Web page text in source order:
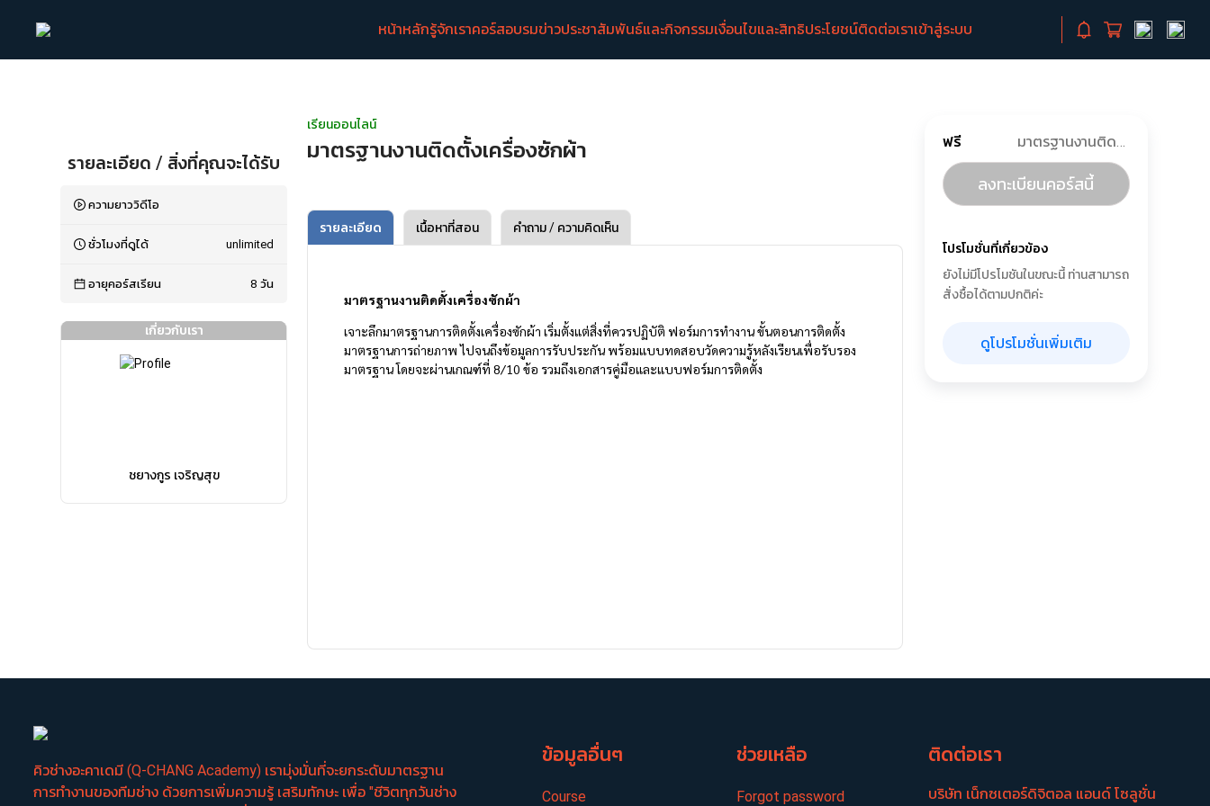
หน้าหลักรู้จักเราคอร์สอบรมข่าวประชาสัมพันธ์และกิจกรรมเงื่อนไขและสิทธิประโยชน์ติดต่อเราเข้าสู่ระบบ
รายละเอียด / สิ่งที่คุณจะได้รับ
ความยาววิดีโอ
ชั่วโมงที่ดูได้ unlimited
อายุคอร์สเรียน 8วัน
เกี่ยวกับเรา
ชยางกูร เจริญสุข
เรียนออนไลน์
มาตรฐานงานติดตั้งเครื่องซักผ้า
รายละเอียด เนื้อหาที่สอน คำถาม / ความคิดเห็น
มาตรฐานงานติดตั้งเครื่องซักผ้า
เจาะลึกมาตรฐานการติดตั้งเครื่องซักผ้า เริ่มตั้งแต่สิ่งที่ควรปฏิบัติ ฟอร์มการทำงาน ขั้นตอนการติดตั้ง
มาตรฐานการถ่ายภาพ ไปจนถึงข้อมูลการรับประกัน พร้อมแบบทดสอบวัดความรู้หลังเรียนเพื่อรับรอง
มาตรฐาน โดยจะผ่านเกณฑ์ที่ 8/10 ข้อ รวมถึงเอกสารคู่มือและแบบฟอร์มการติดตั้ง
ฟรี มาตรฐานงานติดตั้งเครื่องซักผ้า
ลงทะเบียนคอร์สนี้
โปรโมชั่นที่เกี่ยวข้อง
ยังไม่มีโปรโมชันในขณะนี้ ท่านสามารถ
สั่งซื้อได้ตามปกติค่ะ
ดูโปรโมชั่นเพิ่มเติม
คิวช่างอะคาเดมี (Q-CHANG Academy) เรามุ่งมั่นที่จะยกระดับมาตรฐาน
การทำงานของทีมช่าง ด้วยการเพิ่มความรู้ เสริมทักษะ เพื่อ "ชีวิตทุกวันช่าง
ข้อมูลอื่นๆ
Course
ช่วยเหลือ
Forgot password
ติดต่อเรา
บริษัท เน็กซเตอร์​ดิจิตอล แอนด์ โซลูชั่น